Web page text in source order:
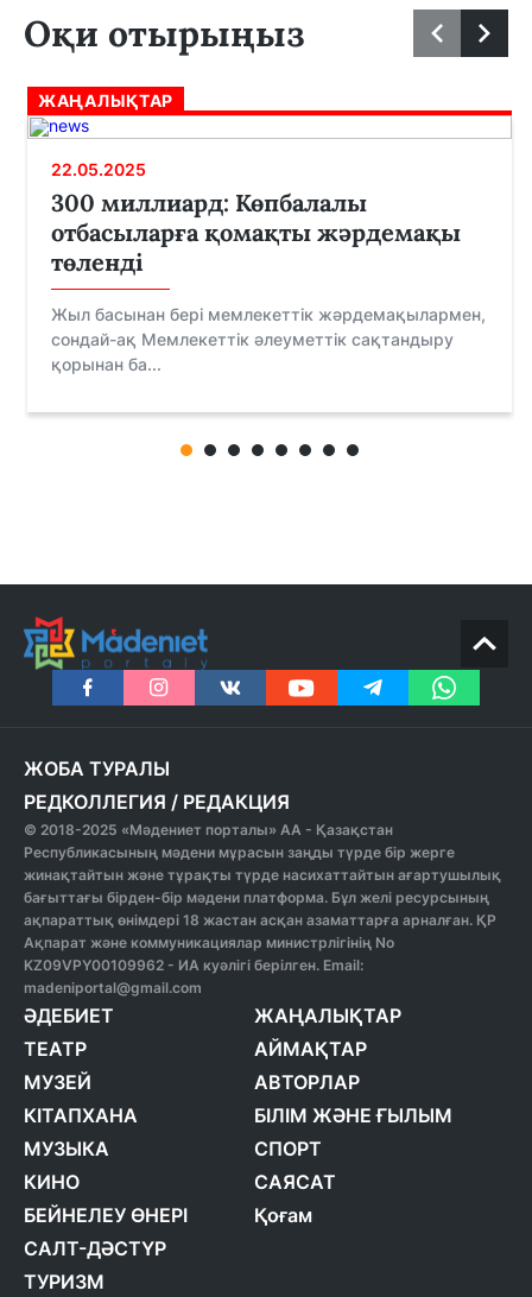
Оқи отырыңыз
ЖАҢАЛЫҚТАР
22.05.2025
300 миллиард: Көпбалалы
отбасыларға қомақты жәрдемақы
төленді
Жыл басынан бері мемлекеттік жәрдемақылармен,
сондай-ақ Мемлекеттік әлеуметтік сақтандыру
қорынан ба...
ЖОБА ТУРАЛЫ
РЕДКОЛЛЕГИЯ / РЕДАКЦИЯ
© 2018-2025 «Мәдениет порталы» АА - Қазақстан
Республикасының мәдени мұрасын заңды түрде бір жерге
жинақтайтын және тұрақты түрде насихаттайтын ағартушылық
бағыттағы бірден-бір мәдени платформа. Бұл желі ресурсының
ақпараттық өнімдері 18 жастан асқан азаматтарға арналған. ҚР
Ақпарат және коммуникациялар министрлігінің No
KZ09VPY00109962 - ИА куәлігі берілген. Email:
madeniportal@gmail.com
ӘДЕБИЕТ
ТЕАТР
МУЗЕЙ
КІТАПХАНА
МУЗЫКА
КИНО
БЕЙНЕЛЕУ ӨНЕРІ
САЛТ-ДӘСТҮР
ТУРИЗМ
ЖАҢАЛЫҚТАР
АЙМАҚТАР
АВТОРЛАР
БІЛІМ ЖӘНЕ ҒЫЛЫМ
СПОРТ
САЯСАТ
Қоғам